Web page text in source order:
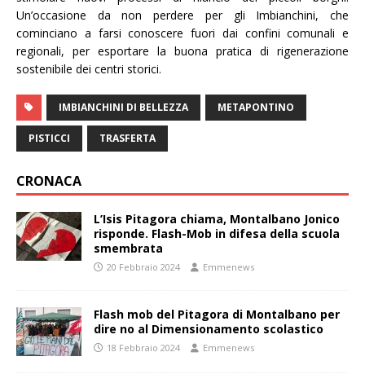
Un’occasione da non perdere per gli Imbianchini, che
cominciano a farsi conoscere fuori dai confini comunali e
regionali, per esportare la buona pratica di rigenerazione
sostenibile dei centri storici.
IMBIANCHINI DI BELLEZZA METAPONTINO
PISTICCI TRASFERTA
CRONACA
L’Isis Pitagora chiama, Montalbano Jonico
risponde. Flash-Mob in difesa della scuola
smembrata
20 Febbraio 2024 Emmenews
Flash mob del Pitagora di Montalbano per
dire no al Dimensionamento scolastico
18 Febbraio 2024 Emmenews